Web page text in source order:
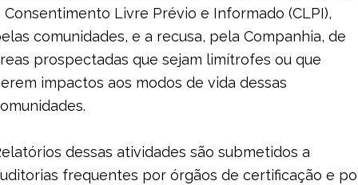
Consentimento Livre Prévio e Informado (CLPI),
comunidades, e a recusa, pela Companhia, de
prospectadas que sejam limítrofes ou que
impactos aos modos de vida dessas
dessas atividades são submetidos a
frequentes por órgãos de certificação e